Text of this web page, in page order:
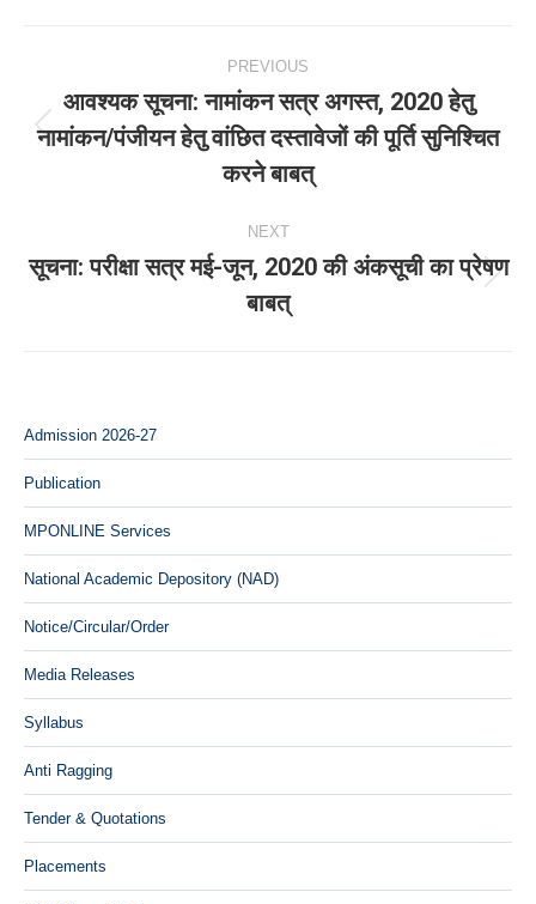
navigation
PREVIOUS
Previous
post:
आवश्‍यक सूचना: नामांकन सत्र अगस्‍त, 2020 हेतु
नामांकन/पंजीयन हेतु वांछित दस्‍तावेजों की पूर्ति सुनिश्चित
करने बाबत्
NEXT
post:
सूचना: परीक्षा सत्र मई-जून, 2020 की अंकसूची का प्रेषण
बाबत्
Admission 2026-27
Publication
MPONLINE Services
National Academic Depository (NAD)
Notice/Circular/Order
Media Releases
Syllabus
Anti Ragging
Tender & Quotations
Placements